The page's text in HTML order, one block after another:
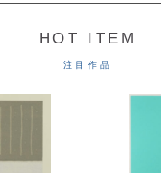
HOT ITEM
注目作品